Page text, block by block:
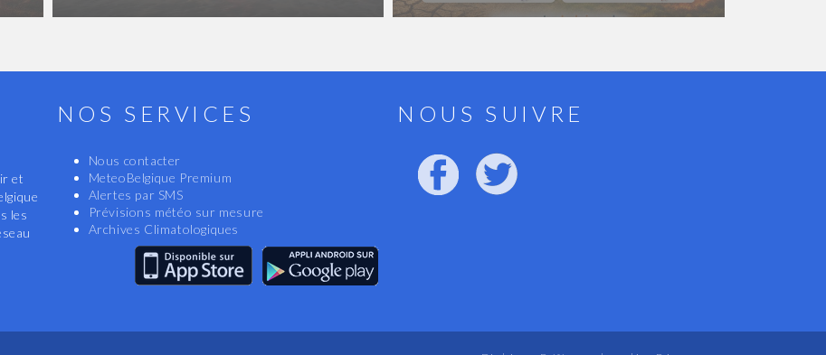
et
les
NOS SERVICES
Nous contacter
MeteoBelgique Premium
Alertes par SMS
Prévisions météo sur mesure
Archives Climatologiques
NOUS SUIVRE